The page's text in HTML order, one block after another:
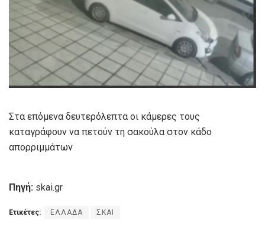
Στα επόμενα δευτερόλεπτα οι κάμερες τους
καταγράφουν να πετούν τη σακούλα στον κάδο
απορριμμάτων
Πηγή: skai.gr
Ετικέτες: ΕΛΛΑΔΑ ΣΚΑΙ